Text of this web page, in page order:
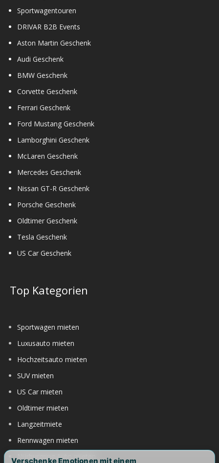
Sportwagentouren
DRIVAR B2B Events
Aston Martin Geschenk
Audi Geschenk
BMW Geschenk
Corvette Geschenk
Ferrari Geschenk
Ford Mustang Geschenk
Lamborghini Geschenk
McLaren Geschenk
Mercedes Geschenk
Nissan GT-R Geschenk
Porsche Geschenk
Oldtimer Geschenk
Tesla Geschenk
US Car Geschenk
Top Kategorien
Sportwagen mieten
Luxusauto mieten
Hochzeitsauto mieten
SUV mieten
US Car mieten
Oldtimer mieten
Langzeitmiete
Rennwagen mieten
Nürburgring Auto mieten
Verschenke Emotionen mit einem